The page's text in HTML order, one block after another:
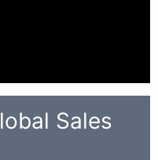
Sales